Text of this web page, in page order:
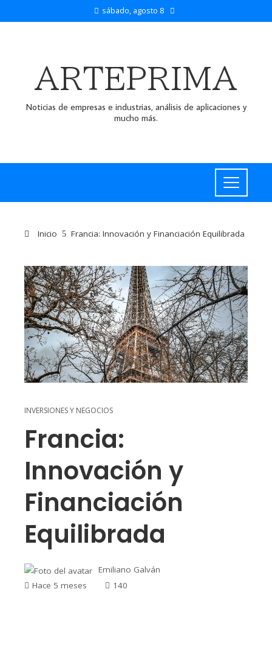
sábado, agosto 8
ARTEPRIMA
Noticias de empresas e industrias, análisis de aplicaciones y
mucho más.
Inicio Francia: Innovación y Financiación Equilibrada
INVERSIONES Y NEGOCIOS
Francia:
Innovación y
Financiación
Equilibrada
Emiliano Galván
Hace 5 meses
140